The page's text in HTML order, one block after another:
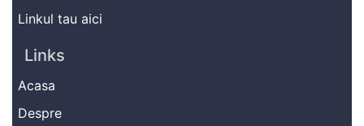
Linkul tau aici
Links
Acasa
Despre